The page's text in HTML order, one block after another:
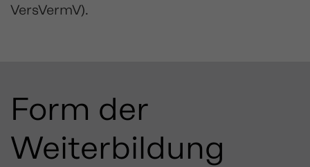
VersVermV).
Form der
Weiterbildung